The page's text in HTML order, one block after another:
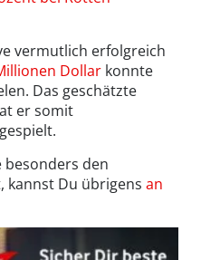
vermutlich erfolgreich
Dollar konnte
Das geschätzte
er somit
besonders den
kannst Du übrigens an